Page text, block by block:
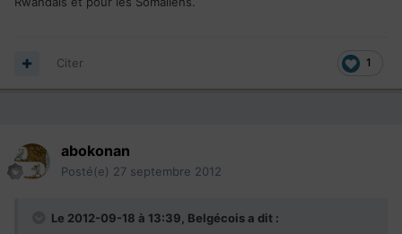
1
Citer
abokonan
Posté(e) 27 septembre 2012
Le 2012-09-18 à 13:39, Belgécois a dit :